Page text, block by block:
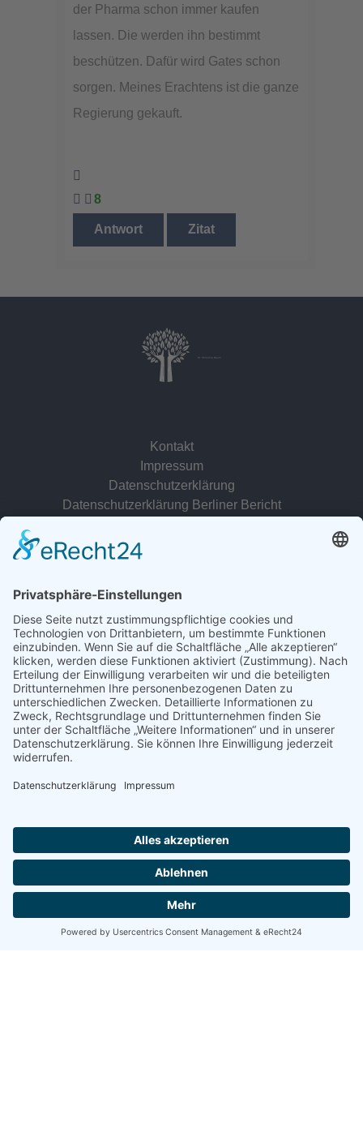
der Pharma schon immer kaufen
lassen. Die werden ihn bestimmt
beschützen. Dafür wird Gates schon
sorgen. Meines Erachtens ist die ganze
Regierung gekauft.
8
Antwort Zitat
Dr. Christina Baum
Kontakt
Impressum
Datenschutzerklärung
Datenschutzerklärung Berliner Bericht
© 2022 - 2026 Dr. Christina Baum. Alle Rechte vorbehalten.